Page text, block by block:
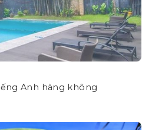
Anh hàng không